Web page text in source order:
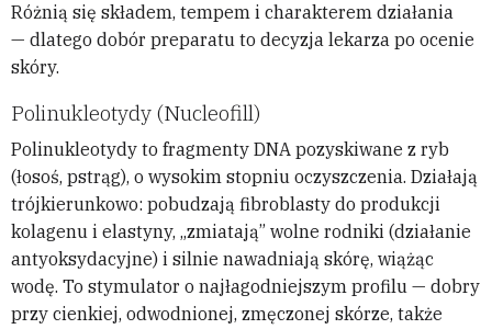
Różnią się składem, tempem i charakterem działania
— dlatego dobór preparatu to decyzja lekarza po ocenie
skóry.
Polinukleotydy (Nucleofill)
Polinukleotydy to fragmenty DNA pozyskiwane z ryb
(łosoś, pstrąg), o wysokim stopniu oczyszczenia. Działają
trójkierunkowo: pobudzają fibroblasty do produkcji
kolagenu i elastyny, „zmiatają” wolne rodniki (działanie
antyoksydacyjne) i silnie nawadniają skórę, wiążąc
wodę. To stymulator o najłagodniejszym profilu — dobry
przy cienkiej, odwodnionej, zmęczonej skórze, także